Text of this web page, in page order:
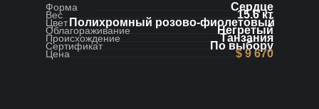
Форма Сердце
Вес 15.6 кт
Цвет Полихромный розово-фиолетовый
Облагораживание Негретый
Происхождение Танзания
Сертификат По выбору
Цена $ 9 670